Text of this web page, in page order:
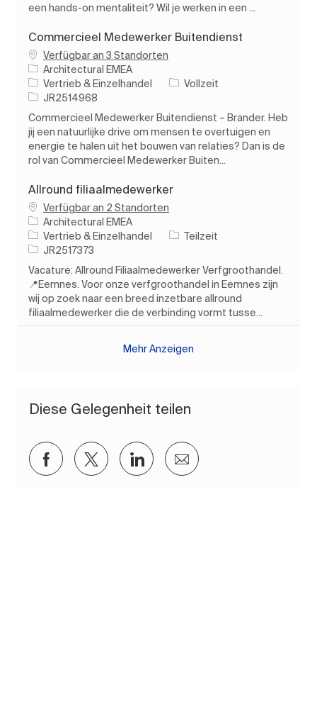
een hands-on mentaliteit? Wil je werken in een ...
Commercieel Medewerker Buitendienst
Verfügbar an 3 Standorten
Architectural EMEA
Kategorie
Vertrieb & Einzelhandel Auftragstyp
Vollzeit
Auftrags-ID
JR2514968
Commercieel Medewerker Buitendienst – Brander. Heb
jij een natuurlijke drive om mensen te overtuigen en
energie te halen uit het bouwen van relaties? Dan is de
rol van Commercieel Medewerker Buiten...
Allround filiaalmedewerker
Verfügbar an 2 Standorten
Architectural EMEA
Kategorie
Vertrieb & Einzelhandel Auftragstyp
Teilzeit
Auftrags-ID
JR2517373
Vacature: Allround Filiaalmedewerker Verfgroothandel.
📍Eemnes. Voor onze verfgroothandel in Eemnes zijn
wij op zoek naar een breed inzetbare allround
filiaalmedewerker die de verbinding vormt tusse...
Mehr Anzeigen
Diese Gelegenheit teilen
Über Facebook teilen
Über Twitter teilen
Über LinkedIn teilen
Per E-Mail teilen